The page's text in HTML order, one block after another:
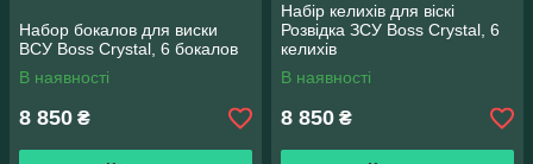
Набор бокалов для виски
ВСУ Boss Crystal, 6 бокалов
В наявності
8 850 ₴
Набір келихів для віскі
Розвідка ЗСУ Boss Crystal, 6
келихів
В наявності
8 850 ₴